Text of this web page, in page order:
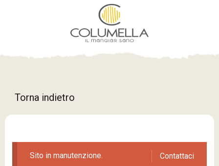
Torna indietro
Contattaci
Sito in manutenzione.